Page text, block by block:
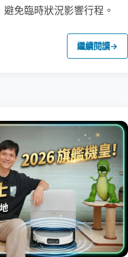
免臨時狀況影響行程。
繼續閱讀→